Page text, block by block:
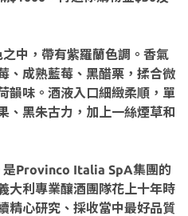
中，帶有紫羅蘭色調。香氣
、成熟藍莓、黑醋栗，揉合微
韻味。酒液入口細緻柔順，單
、黑朱古力，加上一絲煙草和
是Provinco Italia SpA集團的
大利專業釀酒團隊花上十年時
精心研究、採收當中最好品質